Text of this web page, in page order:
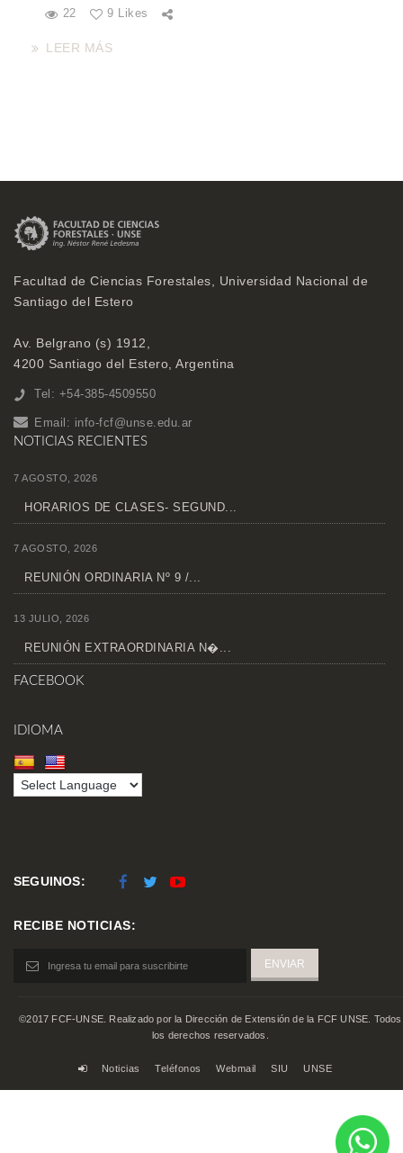
22 9 Likes
LEER MÁS
Facultad de Ciencias Forestales, Universidad Nacional de
Santiago del Estero
Av. Belgrano (s) 1912,
4200 Santiago del Estero, Argentina
Tel: +54-385-4509550
Email: info-fcf@unse.edu.ar
NOTICIAS RECIENTES
7 AGOSTO, 2026
HORARIOS DE CLASES- SEGUND...
7 AGOSTO, 2026
REUNIÓN ORDINARIA Nº 9 /...
13 JULIO, 2026
REUNIÓN EXTRAORDINARIA N�...
FACEBOOK
IDIOMA
SEGUINOS:
RECIBE NOTICIAS:
©2017 FCF-UNSE. Realizado por la Dirección de Extensión de la FCF UNSE. Todos
los derechos reservados.
Noticias Teléfonos Webmail SIU UNSE